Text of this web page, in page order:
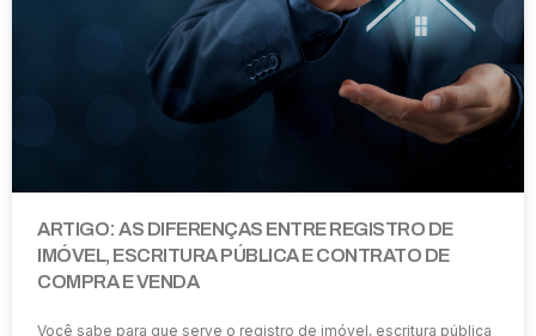
ARTIGO: AS DIFERENÇAS ENTRE REGISTRO DE
IMÓVEL, ESCRITURA PÚBLICA E CONTRATO DE
COMPRA E VENDA
Você sabe para que serve o registro de imóvel, escritura pública